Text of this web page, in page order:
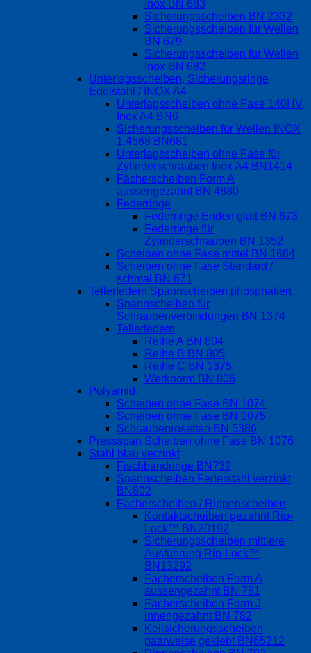
Inox BN 683
Sicherungsscheiben BN 2332
Sicherungsscheiben für Wellen
BN 679
Sicherungsscheiben für Wellen
Inox BN 682
Unterlagsscheiben, Sicherungsringe
Edelstahl / INOX A4
Unterlagsscheiben ohne Fase 140HV
Inox A4 BN6
Sicherungsscheiben für Wellen INOX
1.4568 BN681
Unterlagsscheiben ohne Fase für
Zylinderschrauben Inox A4 BN1414
Fächerscheiben Form A
aussengezahnt BN 4880
Federringe
Federringe Enden glatt BN 673
Federringe für
Zylinderschrauben BN 1352
Scheiben ohne Fase mittel BN 1684
Scheiben ohne Fase Standard /
schmal BN 671
Tellerfedern Spannscheiben phosphatiert
Spannscheiben für
Schraubenverbindungen BN 1374
Tellerfedern
Reihe A BN 804
Reihe B BN 805
Reihe C BN 1375
Werknorm BN 806
Polyamid
Scheiben ohne Fase BN 1074
Scheiben ohne Fase BN 1075
Schraubenrosetten BN 5386
Pressspan Scheiben ohne Fase BN 1076
Stahl blau verzinkt
Fischbandringe BN739
Spannscheiben Federstahl verzinkt
BN802
Fächerscheiben / Rippenscheiben
Kontaktscheiben gezahnt Rip-
Lock™ BN20192
Sicherungsscheiben mittlere
Ausführung Rip-Lock™
BN13292
Fächerscheiben Form A
aussengezahnt BN 781
Fächerscheiben Form J
innengezahnt BN 782
Keilsicherungsscheiben
paarweise geklebt BN65212